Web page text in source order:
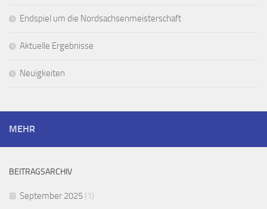
Endspiel um die Nordsachsenmeisterschaft
Aktuelle Ergebnisse
Neuigkeiten
MEHR
BEITRAGSARCHIV
September 2025 (1)